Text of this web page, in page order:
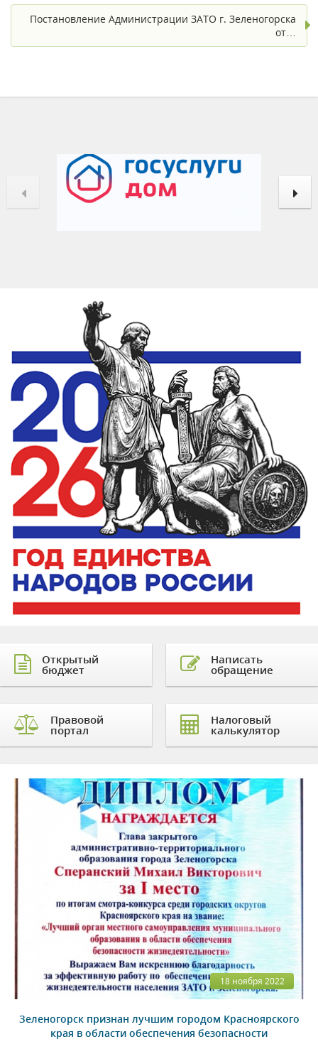
Постановление Администрации ЗАТО г. Зеленогорска
от…
Открытый
бюджет
Правовой
портал
Написать
обращение
Налоговый
калькулятор
18 ноября 2022
Зеленогорск признан лучшим городом Красноярского
края в области обеспечения безопасности